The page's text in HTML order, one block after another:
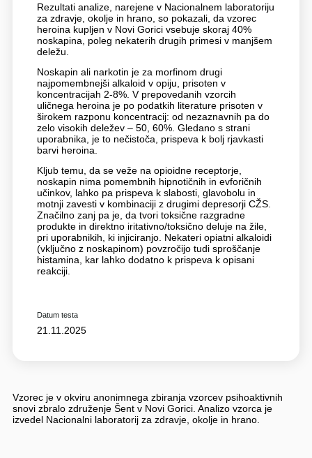
Rezultati analize, narejene v Nacionalnem laboratoriju
za zdravje, okolje in hrano, so pokazali, da vzorec
heroina kupljen v Novi Gorici vsebuje skoraj 40%
noskapina, poleg nekaterih drugih primesi v manjšem
deležu.
Noskapin ali narkotin je za morfinom drugi
najpomembnejši alkaloid v opiju, prisoten v
koncentracijah 2-8%. V prepovedanih vzorcih
uličnega heroina je po podatkih literature prisoten v
širokem razponu koncentracij: od nezaznavnih pa do
zelo visokih deležev – 50, 60%. Gledano s strani
uporabnika, je to nečistoča, prispeva k bolj rjavkasti
barvi heroina.
Kljub temu, da se veže na opioidne receptorje,
noskapin nima pomembnih hipnotičnih in evforičnih
učinkov, lahko pa prispeva k slabosti, glavobolu in
motnji zavesti v kombinaciji z drugimi depresorji CŽS.
Značilno zanj pa je, da tvori toksične razgradne
produkte in direktno iritativno/toksično deluje na žile,
pri uporabnikih, ki injiciranjo. Nekateri opiatni alkaloidi
(vključno z noskapinom) povzročijo tudi sproščanje
histamina, kar lahko dodatno k prispeva k opisani
reakciji.
Datum testa
21.11.2025
Vzorec je v okviru anonimnega zbiranja vzorcev psihoaktivnih
snovi zbralo združenje Šent v Novi Gorici. Analizo vzorca je
izvedel Nacionalni laboratorij za zdravje, okolje in hrano.